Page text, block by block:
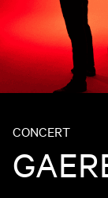
CONCERT